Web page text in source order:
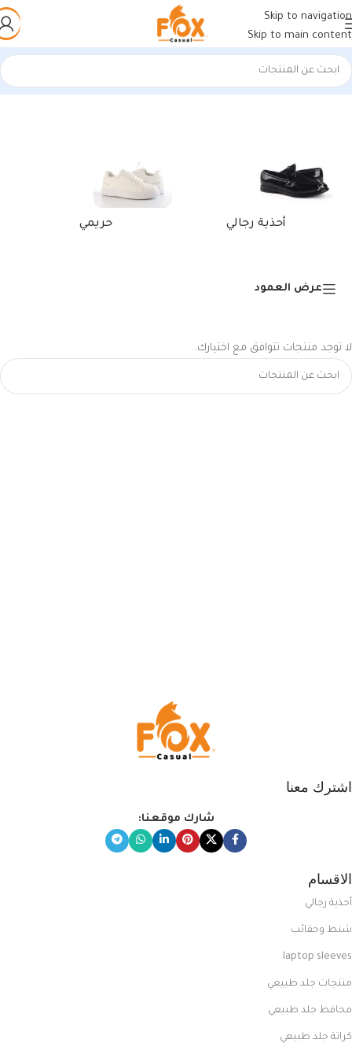
Skip to navigation
Skip to main content
الرئيسية/منتجات تحت الوسم “شنطة رياضية”
أحذية رجالي حريمي
عرض العمود
لا توجد منتجات تتوافق مع اختيارك.
اشترك معنا
شارك موقعنا:
الاقسام
أحذية رجالي
شنط وحقائب
laptop sleeves
منتجات جلد طبيعي
محافظ جلد طبيعي
كراتة جلد طبيعي